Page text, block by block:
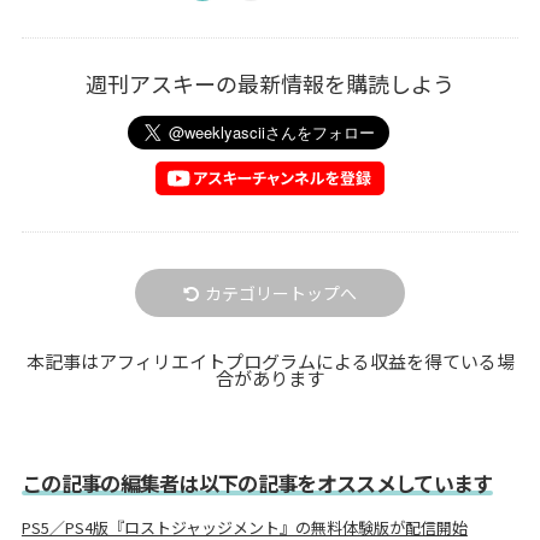
週刊アスキーの最新情報を購読しよう
カテゴリートップへ
本記事はアフィリエイトプログラムによる収益を得ている場
合があります
この記事の編集者は以下の記事をオススメしています
PS5／PS4版『ロストジャッジメント』の無料体験版が配信開始